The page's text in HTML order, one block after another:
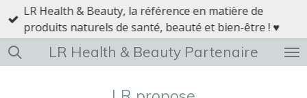
Passer
contenu
principal
LR Health & Beauty Partenaire
LR Health & Beauty, la référence en matière de
produits naturels de santé, beauté et bien-être ! ♥